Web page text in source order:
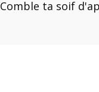
Comble ta soif